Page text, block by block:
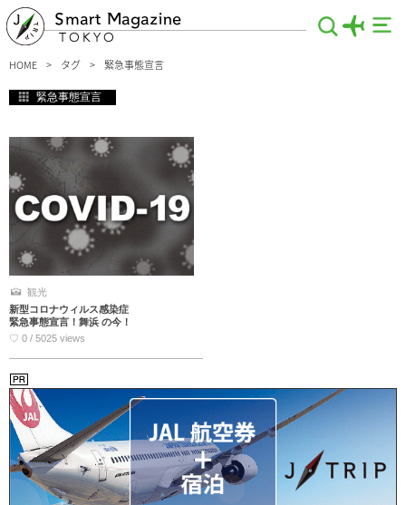
Smart Magazine
TOKYO
HOME タグ 緊急事態宣言
緊急事態宣言
観光
新型コロナウィルス感染症
緊急事態宣言！舞浜 の今！
♡ 0 / 5025 views